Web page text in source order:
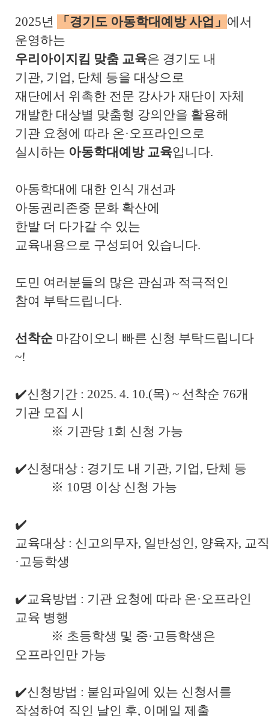
2025년 「 경기도 아동학대예방 사업 」 에서
운영하는
우리아이지킴 맞춤 교육은 경기도 내
기관, 기업, 단체 등을 대상으로
재단에서 위촉한 전문 강사가 재단이 자체
개발한 대상별 맞춤형 강의안을 활용해
기관 요청에 따라 온· 오프라인으로
실시하는 아동학대예방 교육입니다.
아동학대에 대한 인식 개선과
아동권리존중 문화 확산에
한발 더 다가갈 수 있는
교육내용으로 구성되어 있습니다.
도민 여러분들의 많은 관심과 적극적인
참여 부탁드립니다.
선착순 마감이오니 빠른 신청 부탁드립니다
~!
✔️신청기간 : 2025. 4. 10.(목) ~ 선착순 76개
기관 모집 시
※ 기관당 1회 신청 가능
✔️신청대상 : 경기도 내 기관, 기업, 단체 등
※ 10명 이상 신청 가능
✔️
교육대상 : 신고의무자, 일반성인, 양육자, 교
· 고등학생
✔️교육방법 : 기관 요청에 따라 온· 오프라인
교육 병행
※ 초등학생 및 중· 고등학생은
오프라인만 가능
✔️신청방법 : 붙임파일에 있는 신청서를
작성하여 직인 날인 후, 이메일 제출